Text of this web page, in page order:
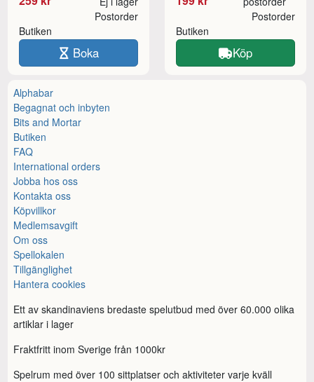
Butiken
Postorder
Boka
Butiken
Postorder
Köp
Alphabar
Begagnat och inbyten
Bits and Mortar
Butiken
FAQ
International orders
Jobba hos oss
Kontakta oss
Köpvillkor
Medlemsavgift
Om oss
Spellokalen
Tillgänglighet
Hantera cookies
Ett av skandinaviens bredaste spelutbud med över 60.000 olika
artiklar i lager
Fraktfritt inom Sverige från 1000kr
Spelrum med över 100 sittplatser och aktiviteter varje kväll